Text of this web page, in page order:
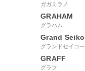
ガガミラノ
GRAHAM
グラハム
Grand Seiko
グランドセイコー
GRAFF
グラフ